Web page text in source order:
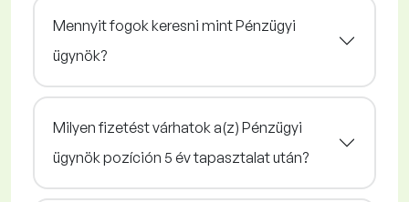
Mennyit fogok keresni mint Pénzügyi
ügynök?
Milyen fizetést várhatok a(z) Pénzügyi
ügynök pozíción 5 év tapasztalat után?